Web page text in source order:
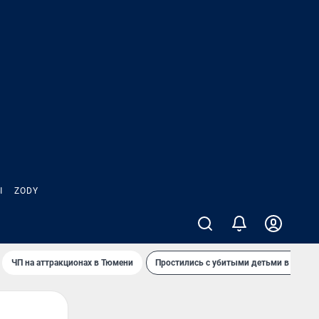
ZODY
ЧП на аттракционах в Тюмени Простились с убитыми детьми в